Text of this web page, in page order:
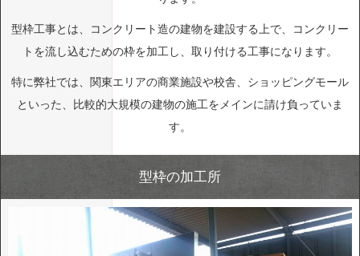
型枠工事とは、コンクリート造の建物を建設する上で、コンクリー
トを流し込むための枠を加工し、取り付ける工事になります。
特に弊社では、関東エリアの商業施設や校舎、ショッピングモール
といった、比較的大規模の建物の施工をメインに請け負っていま
す。
型枠の加工所